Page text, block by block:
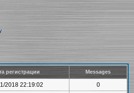
регистрации Messages
2018 22:19:02
0